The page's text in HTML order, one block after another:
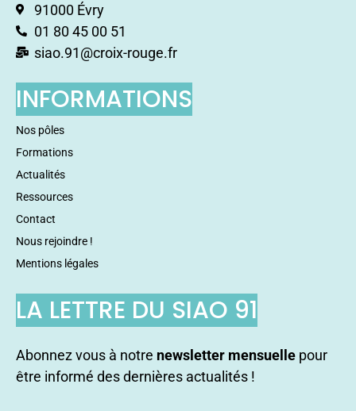
91000 Évry
01 80 45 00 51
siao.91@croix-rouge.fr
INFORMATIONS
Nos pôles
Formations
Actualités
Ressources
Contact
Nous rejoindre !
Mentions légales
LA LETTRE DU SIAO 91
Abonnez vous à notre newsletter mensuelle pour
être informé des dernières actualités !